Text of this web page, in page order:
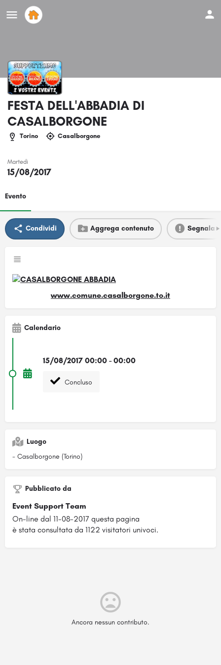
FESTA DELL'ABBADIA DI
CASALBORGONE
Torino Casalborgone
Martedi
15/08/2017
Evento
Condividi Aggrega contenuto Segnala
www.comune.casalborgone.to.it
Calendario
15/08/2017 00:00 - 00:00
Concluso
Luogo
- Casalborgone (Torino)
Pubblicato da
Event Support Team
On-line dal 11-08-2017 questa pagina
è stata consultata da 1122 visitatori univoci.
Ancora nessun contributo.